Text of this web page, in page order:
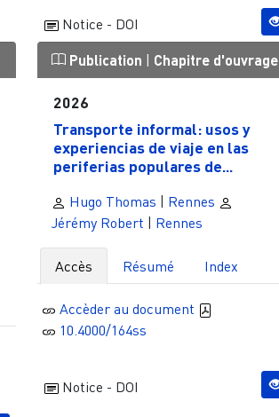
Notice - DOI
Publication | Chapitre d'ouvrage
2026
Transporte informal: usos y
experiencias de viaje en las
periferias populares de...
Hugo Thomas
Rennes
Jérémy Robert
Rennes
Accès Résumé Index
Accèder au document
10.4000/164ss
Notice - DOI